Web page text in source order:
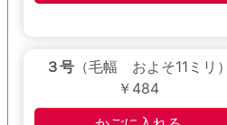
３号 （毛幅 およそ11ミリ）
￥484